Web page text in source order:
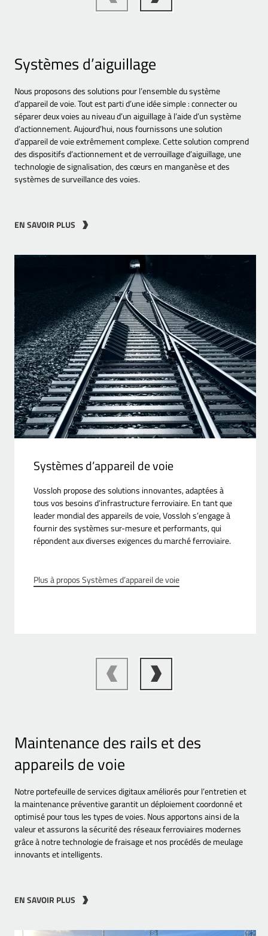
Systèmes d’aiguillage
Nous proposons des solutions pour l’ensemble du système
d’appareil de voie. Tout est parti d’une idée simple : connecter ou
séparer deux voies au niveau d’un aiguillage à l’aide d’un système
d’actionnement. Aujourd’hui, nous fournissons une solution
d’appareil de voie extrêmement complexe. Cette solution comprend
des dispositifs d’actionnement et de verrouillage d’aiguillage, une
technologie de signalisation, des cœurs en manganèse et des
systèmes de surveillance des voies.
EN SAVOIR PLUS
Systèmes d’appareil de voie
Vossloh propose des solutions innovantes, adaptées à
tous vos besoins d’infrastructure ferroviaire. En tant que
leader mondial des appareils de voie, Vossloh s’engage à
fournir des systèmes sur-mesure et performants, qui
répondent aux diverses exigences du marché ferroviaire.
Plus à propos Systèmes d’appareil de voie
Maintenance des rails et des
appareils de voie
Notre portefeuille de services digitaux améliorés pour l’entretien et
la maintenance préventive garantit un déploiement coordonné et
optimisé pour tous les types de voies. Nous apportons ainsi de la
valeur et assurons la sécurité des réseaux ferroviaires modernes
grâce à notre technologie de fraisage et nos procédés de meulage
innovants et intelligents.
EN SAVOIR PLUS